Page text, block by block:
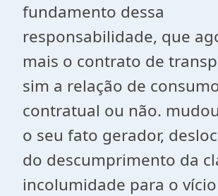
fundamento dessa
responsabilidade, que
mais o contrato de
sim a relação de
contratual ou não.
o seu fato gerador,
do descumprimento da
incolumidade para o